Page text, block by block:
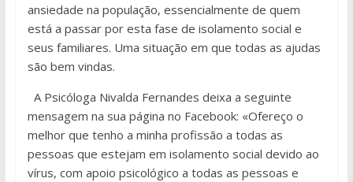
ansiedade na população, essencialmente de quem
está a passar por esta fase de isolamento social e
seus familiares. Uma situação em que todas as ajudas
são bem vindas.
A Psicóloga Nivalda Fernandes deixa a seguinte
mensagem na sua página no Facebook: «Ofereço o
melhor que tenho a minha profissão a todas as
pessoas que estejam em isolamento social devido ao
vírus, com apoio psicológico a todas as pessoas e